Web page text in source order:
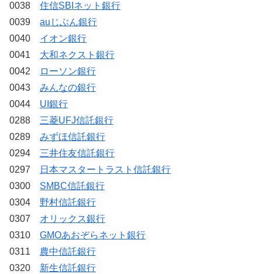
0038 住信SBIネット銀行
0039 auじぶん銀行
0040 イオン銀行
0041 大和ネクスト銀行
0042
ローソン銀行
0043 みんなの銀行
0044 UI銀行
0288 三菱UFJ信託銀行
0289 みずほ信託銀行
0294 三井住友信託銀行
0297
日本マスタートラスト信託銀行
0300 SMBC信託銀行
0304 野村信託銀行
0307 オリックス銀行
0310 GMOあおぞらネット銀行
0311 農中信託銀行
0320 新生信託銀行